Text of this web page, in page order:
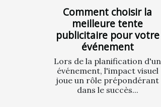
Comment choisir la
meilleure tente
publicitaire pour votre
événement
Lors de la planification d'un
événement, l'impact visuel
joue un rôle prépondérant
dans le succès...